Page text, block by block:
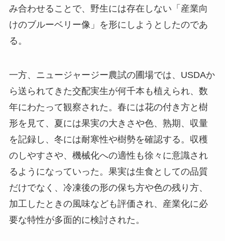
み合わせることで、野生には存在しない「産業向
けのブルーベリー像」を形にしようとしたのであ
る。
一方、ニュージャージー農試の圃場では、USDAか
ら送られてきた交配実生が何千本も植えられ、数
年にわたって観察された。春には花の付き方と樹
形を見て、夏には果実の大きさや色、熟期、収量
を記録し、冬には耐寒性や樹勢を確認する。収穫
のしやすさや、機械化への適性も徐々に意識され
るようになっていった。果実は生食としての品質
だけでなく、冷凍後の形の保ち方や色の残り方、
加工したときの風味なども評価され、産業化に必
要な特性が多面的に検討された。